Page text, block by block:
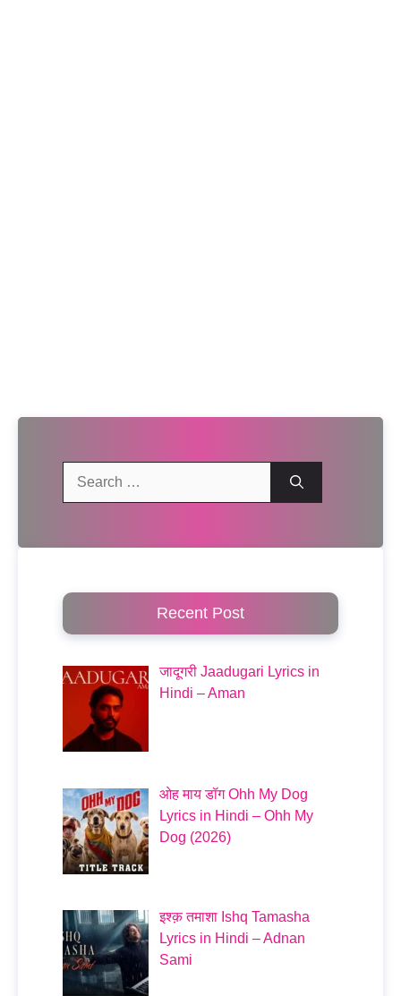
Recent Post
जादूगरी Jaadugari Lyrics in
Hindi – Aman
ओह माय डॉग Ohh My Dog
Lyrics in Hindi – Ohh My
Dog (2026)
इश्क़ तमाशा Ishq Tamasha
Lyrics in Hindi – Adnan
Sami